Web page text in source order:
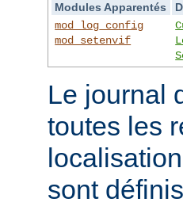
Modules Apparentés
mod_log_config
mod_setenvif
Le journal
toutes les
sont